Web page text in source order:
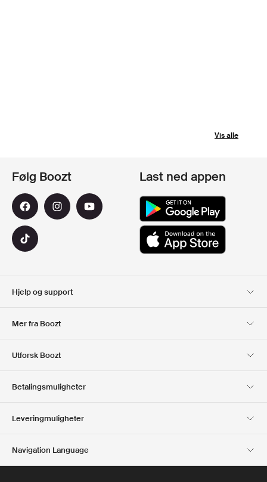
Vis alle
Hjelp og support
Mer fra Boozt
Club Boozt
Utforsk Boozt
Presse og utmerkelser
Følg Boozt Last ned appen
Betalingsmuligheter
Leveringmuligheter
Navigation Language